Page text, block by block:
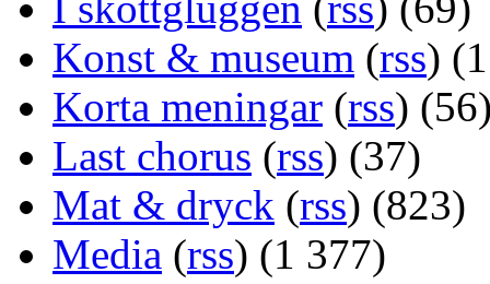
Konst & museum (rss)
Korta meningar (rss)
Last chorus (rss) (37)
Mat & dryck (rss) (823)
Media (rss) (1 377)